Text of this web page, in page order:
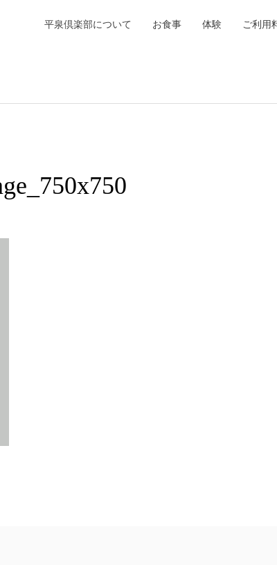
平泉倶楽部について お食事 体験 ご利用